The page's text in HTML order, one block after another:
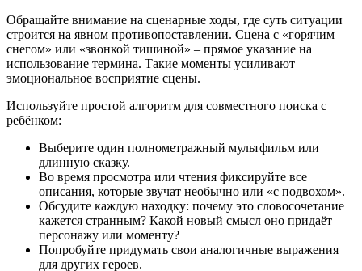
Обращайте внимание на сценарные ходы, где суть ситуации
строится на явном противопоставлении. Сцена с «горячим
снегом» или «звонкой тишиной» – прямое указание на
использование термина. Такие моменты усиливают
эмоциональное восприятие сцены.
Используйте простой алгоритм для совместного поиска с
ребёнком:
Выберите один полнометражный мультфильм или
длинную сказку.
Во время просмотра или чтения фиксируйте все
описания, которые звучат необычно или «с подвохом».
Обсудите каждую находку: почему это словосочетание
кажется странным? Какой новый смысл оно придаёт
персонажу или моменту?
Попробуйте придумать свои аналогичные выражения
для других героев.